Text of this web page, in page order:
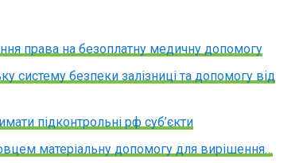
права на безоплатну медичну допомогу
систему безпеки залізниці та допомогу від
підконтрольні рф суб’єкти
матеріальну допомогу для вирішення…